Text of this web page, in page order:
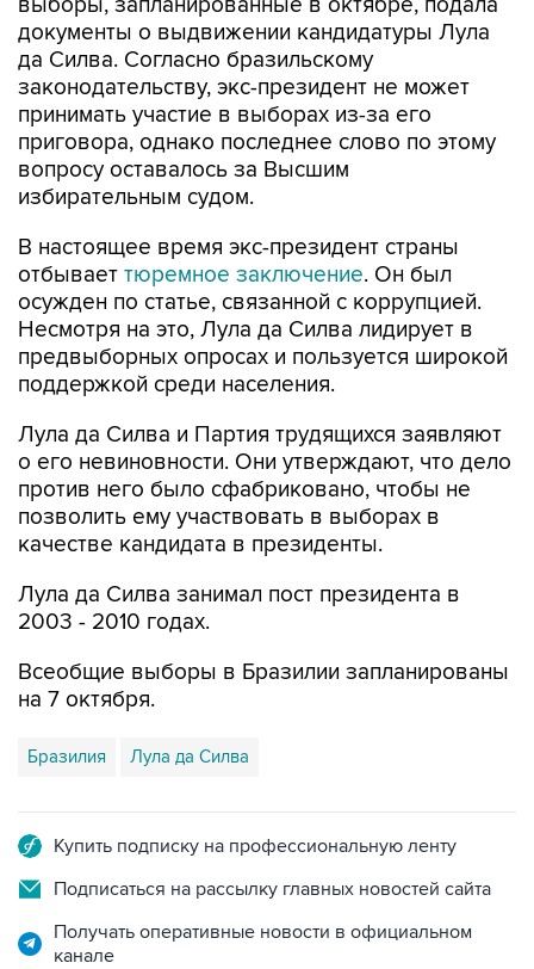
документы о выдвижении кандидатуры Лула
да Силва. Согласно бразильскому
законодательству, экс-президент не может
принимать участие в выборах из-за его
приговора, однако последнее слово по этому
вопросу оставалось за Высшим
избирательным судом.
В настоящее время экс-президент страны
отбывает тюремное заключение. Он был
осужден по статье, связанной с коррупцией.
Несмотря на это, Лула да Силва лидирует в
предвыборных опросах и пользуется широкой
поддержкой среди населения.
Лула да Силва и Партия трудящихся заявляют
о его невиновности. Они утверждают, что дело
против него было сфабриковано, чтобы не
позволить ему участвовать в выборах в
качестве кандидата в президенты.
Лула да Силва занимал пост президента в
2003 - 2010 годах.
Всеобщие выборы в Бразилии запланированы
на 7 октября.
Бразилия Лула да Силва
Купить подписку на профессиональную ленту
Подписаться на рассылку главных новостей сайта
Получать оперативные новости в официальном
канале